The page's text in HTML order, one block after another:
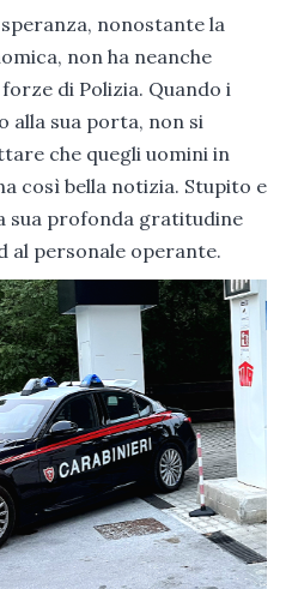
nonostante la
non ha neanche
di Polizia. Quando i
alla sua porta, non si
che quegli uomini in
così bella notizia. Stupito e
sua profonda gratitudine
al personale operante.